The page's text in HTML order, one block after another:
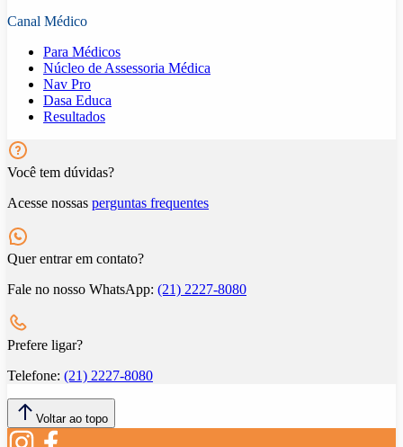
Canal Médico
Para Médicos
Núcleo de Assessoria Médica
Nav Pro
Dasa Educa
Resultados
Você tem dúvidas?
Acesse nossas perguntas frequentes
Quer entrar em contato?
Fale no nosso WhatsApp: (21) 2227-8080
Prefere ligar?
Telefone: (21) 2227-8080
Voltar ao topo